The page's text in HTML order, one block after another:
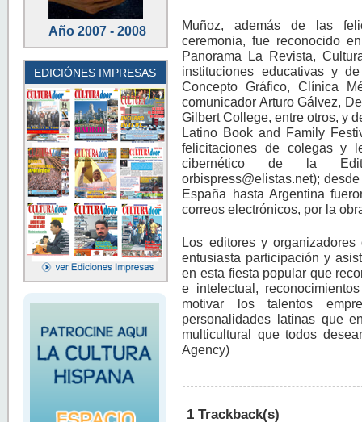
Año 2007 - 2008
EDICIÓNES IMPRESAS
Muñoz, además de las
ceremonia, fue reconocido
Panorama La Revista,
instituciones educativas y
Concepto Gráfico, Clínica
comunicador Arturo Gálvez,
Gilbert College, entre otros, y
Latino Book and Family
felicitaciones de colegas y
cibernético de la
orbispress@elistas.net);
España hasta Argentina
correos electrónicos, por la
Los editores y
entusiasta participación y
en esta fiesta popular que
e intelectual,
motivar los talentos
personalidades latinas que
multicultural que todos
Agency)
1 Trackback(s)